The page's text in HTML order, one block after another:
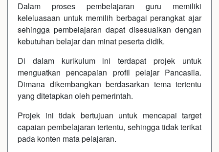
Dalam proses pembelajaran guru memiliki
keleluasaan untuk memilih berbagai perangkat ajar
sehingga pembelajaran dapat disesuaikan dengan
kebutuhan belajar dan minat peserta didik.
Di dalam kurikulum ini terdapat projek untuk
menguatkan pencapaian profil pelajar Pancasila.
Dimana dikembangkan berdasarkan tema tertentu
yang ditetapkan oleh pemerintah.
Projek ini tidak bertujuan untuk mencapai target
capaian pembelajaran tertentu, sehingga tidak terikat
pada konten mata pelajaran.